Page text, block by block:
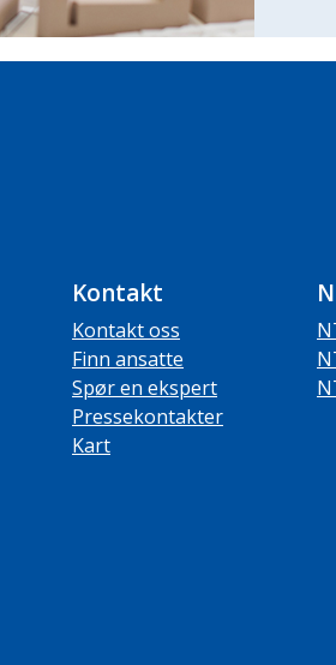
Kontakt
Kontakt oss
Finn ansatte
Spør en ekspert
Pressekontakter
Kart